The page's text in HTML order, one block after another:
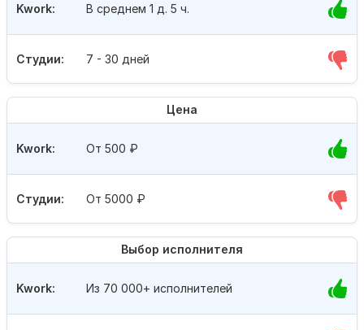
Студии: 7 - 30 дней
Kwork: В среднем 1 д. 5 ч.
Цена
Студии: От 5000 ₽
Kwork: От 500 ₽
Выбор исполнителя
Kwork: Из 70 000+ исполнителей